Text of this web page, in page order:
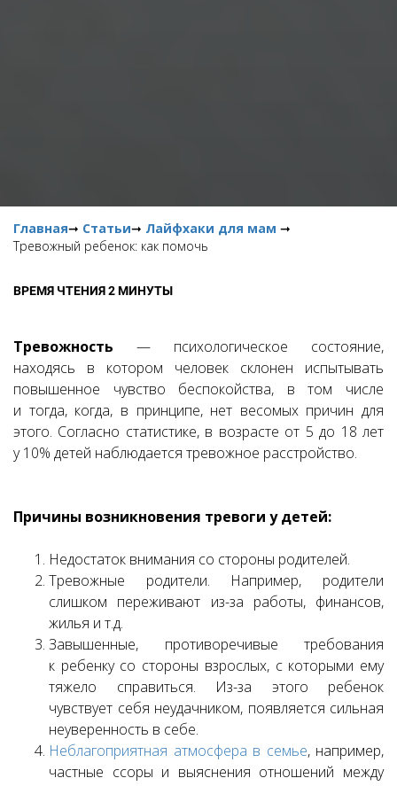
Главная➞ Статьи➞ Лайфхаки для мам ➞
Тревожный ребенок: как помочь
ВРЕМЯ ЧТЕНИЯ 2 МИНУТЫ
Тревожность — психологическое состояние,
находясь в котором человек склонен испытывать
повышенное чувство беспокойства, в том числе
и тогда, когда, в принципе, нет весомых причин для
этого. Согласно статистике, в возрасте от 5 до 18 лет
у 10% детей наблюдается тревожное расстройство.
Причины возникновения тревоги у детей:
Недостаток внимания со стороны родителей.
Тревожные родители. Например, родители
слишком переживают из-за работы, финансов,
жилья и т.д.
Завышенные, противоречивые требования
к ребенку со стороны взрослых, с которыми ему
тяжело справиться. Из-за этого ребенок
чувствует себя неудачником, появляется сильная
неуверенность в себе.
Неблагоприятная атмосфера в семье, например,
частные ссоры и выяснения отношений между